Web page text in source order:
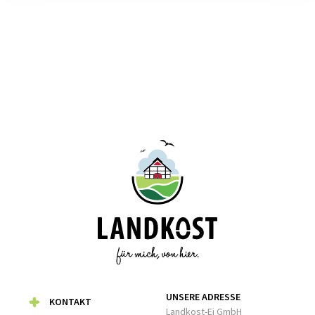
KONTAKT
UNSERE ADRESSE
Landkost-Ei GmbH